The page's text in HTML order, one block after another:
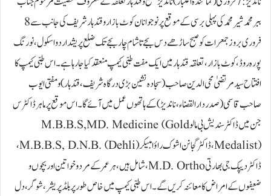
ببر محمد شیر محمد کی پہلی برسی کے موقع پر نوجوانان کوٹ بازار و قندہار شریف کی جانب سے 8
فروری بروز جمعرات کو صبح ساڑھے دس بجے تا شام چار بجے تک ضلع پریشد اردو اسکول، نورنگ
پورہ روڈ، کوٹ بازار، تعلقہ قندہار میں ایک مفت طبی کیمپ منعقد کیا جارہا ہے۔ اس طبی کیمپ کا
افتتاح سید مرتضیٰ محی الدین صاحب ( سجادہ نشین بڑی درگاہ شریف، قندہار) و مفتی ایوب
صاحب قاسمی ( صدر دارالقضاء، ناندیڑ) کے ہاتھوں عمل میں آئے گا۔ اس موقع پر ماہر ڈاکٹرس
جن میں ڈاکٹر سندیش بی مالو M.B.B.S,MD. Medicine (Gold
Medalist)، ڈاکٹر گجانن اشوک راؤ امبیکر M.B.B.S, D.N.B. (Dehli)،
ڈاکٹر دیپک جی بھارتی M.D. Ortho، شامل ہیں، ہر عمر کے مرد و خواتین اور بچوں و
ضعیفوں کے امراض کا معائنہ کریں گے۔ اس طبی کیمپ میں خاص طور پر بلڈ پریشر، شوگر، دل